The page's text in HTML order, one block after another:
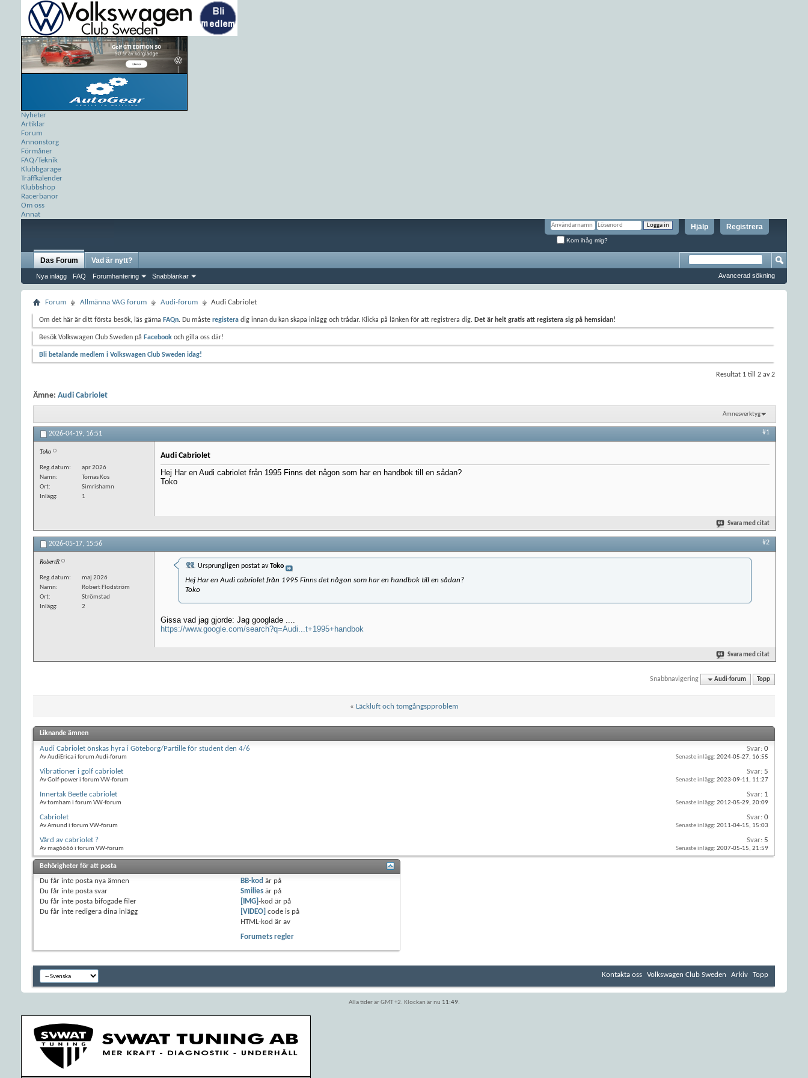
Nyheter
Artiklar
Forum
Annonstorg
Förmåner
FAQ/Teknik
Klubbgarage
Träffkalender
Klubbshop
Racerbanor
Om oss
Annat
Registrera
Hjälp
Kom ihåg mig?
Das Forum
Nya inlägg FAQ Forumhantering Snabblänkar
Vad är nytt?
Avancerad sökning
Forum Allmänna VAG forum Audi-forum Audi Cabriolet
Om det här är ditt första besök, läs gärna FAQn. Du måste registera dig innan du kan skapa inlägg och trådar. Klicka på länken för att registrera dig. Det är helt gratis att registera sig på hemsidan!
Besök Volkswagen Club Sweden på Facebook och gilla oss där!
Bli betalande medlem i Volkswagen Club Sweden idag!
Resultat 1 till 2 av 2
Ämne: Audi Cabriolet
Ämnesverktyg
2026-04-19, 16:51 #1
Toko
Reg.datum
apr 2026
Namn
Tomas Kos
Ort
Simrishamn
Inlägg
1
Audi Cabriolet
Hej Har en Audi cabriolet från 1995 Finns det någon som har en handbok till en sådan?
Toko
Svara med citat
2026-05-17, 15:56 #2
RobertR
Reg.datum
maj 2026
Namn
Robert Flodström
Ort
Strömstad
Inlägg
2
Ursprungligen postat avToko
Hej Har en Audi cabriolet från 1995 Finns det någon som har en handbok till en sådan?
Toko
Gissa vad jag gjorde: Jag googlade ....
https://www.google.com/search?q=Audi...t+1995+handbok
Svara med citat
Snabbnavigering Audi-forum Topp
« Läckluft och tomgångspproblem
Liknande ämnen
Audi Cabriolet önskas hyra i Göteborg/Partille för student den 4/6
Av AudiErica i forum Audi-forum
Svar: 0
Senaste inlägg: 2024-05-27, 16:55
Vibrationer i golf cabriolet
Av Golf-power i forum VW-forum
Svar: 5
Senaste inlägg: 2023-09-11, 11:27
Innertak Beetle cabriolet
Av tomham i forum VW-forum
Svar: 1
Senaste inlägg: 2012-05-29, 20:09
Cabriolet
Av Amund i forum VW-forum
Svar: 0
Senaste inlägg: 2011-04-15, 15:03
Vård av cabriolet ?
Av mag6666 i forum VW-forum
Svar: 5
Senaste inlägg: 2007-05-15, 21:59
Behörigheter för att posta
Du får inte posta nya ämnen
Du får inte posta svar
Du får inte posta bifogade filer
Du får inte redigera dina inlägg
BB-kod är på
Smilies är på
[IMG]-kod är på
[VIDEO] code is på
HTML-kod ärav
Forumets regler
Kontakta oss Volkswagen Club Sweden Arkiv Topp
Alla tider är GMT +2. Klockan är nu 11:49.